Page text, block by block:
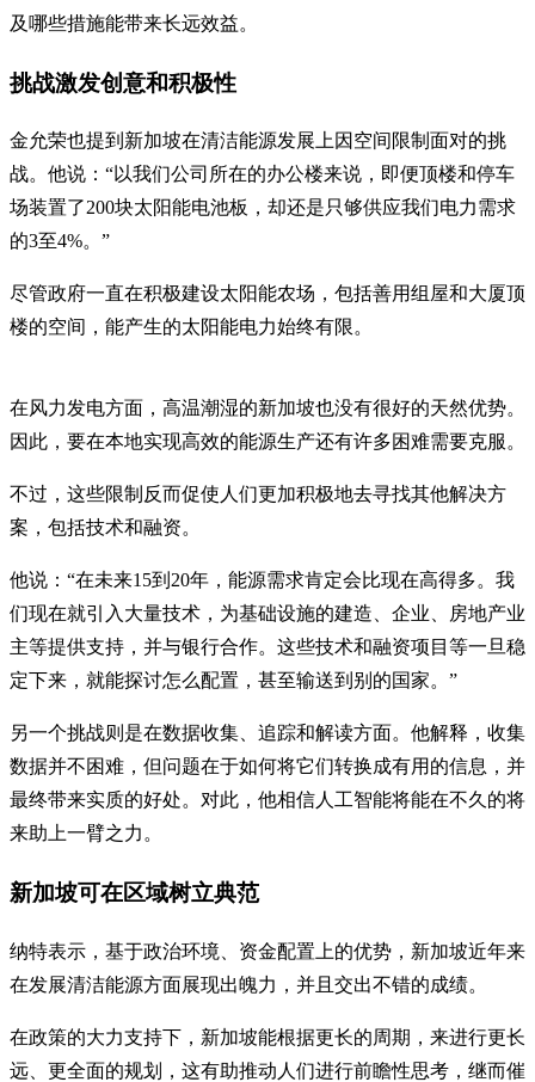
及哪些措施能带来长远效益。
挑战激发创意和积极性
金允荣也提到新加坡在清洁能源发展上因空间限制面对的挑
战。他说：“以我们公司所在的办公楼来说，即便顶楼和停车
场装置了200块太阳能电池板，却还是只够供应我们电力需求
的3至4%。”
尽管政府一直在积极建设太阳能农场，包括善用组屋和大厦顶
楼的空间，能产生的太阳能电力始终有限。
在风力发电方面，高温潮湿的新加坡也没有很好的天然优势。
因此，要在本地实现高效的能源生产还有许多困难需要克服。
不过，这些限制反而促使人们更加积极地去寻找其他解决方
案，包括技术和融资。
他说：“在未来15到20年，能源需求肯定会比现在高得多。我
们现在就引入大量技术，为基础设施的建造、企业、房地产业
主等提供支持，并与银行合作。这些技术和融资项目等一旦稳
定下来，就能探讨怎么配置，甚至输送到别的国家。”
另一个挑战则是在数据收集、追踪和解读方面。他解释，收集
数据并不困难，但问题在于如何将它们转换成有用的信息，并
最终带来实质的好处。对此，他相信人工智能将能在不久的将
来助上一臂之力。
新加坡可在区域树立典范
纳特表示，基于政治环境、资金配置上的优势，新加坡近年来
在发展清洁能源方面展现出魄力，并且交出不错的成绩。
在政策的大力支持下，新加坡能根据更长的周期，来进行更长
远、更全面的规划，这有助推动人们进行前瞻性思考，继而催